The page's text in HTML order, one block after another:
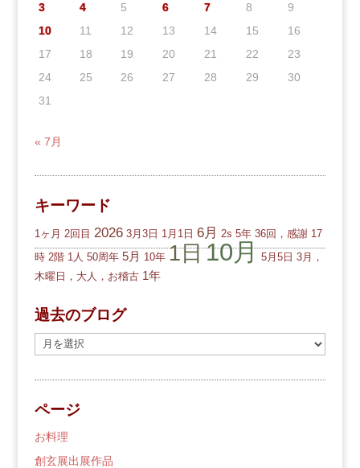
3
4 5 6 7 8
9
10
11 12 13 14 15
16
17
18 19 20 21 22
23
24
25 26 27 28 29
30
31
« 7月
キーワード
1ヶ月 2回目 2026 3月3日 1月1日 6月 2s 5年 36回，感謝 17
時 2階 1人 50周年 5月 10年 1日10月 5月5日 3月，
木曜日，大人，お稽古 1年
過去のブログ
去
の
ロ
グ
ページ
お料理
創玄展出展作品